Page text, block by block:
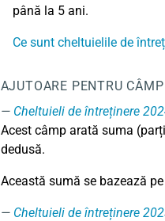
până la 5 ani.
Ce sunt cheltuielile de
AJUTOARE PENTRU CÂMP
Cheltuieli de întreținere
Acest câmp arată suma
dedusă.
Această sumă se bazează
Cheltuieli de întreținere